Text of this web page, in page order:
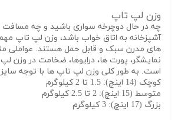
وزن لپ تاپ
چه در حال دوچرخه سواری باشید و چه مسافت
آشپزخانه به اتاق خواب باشد، وزن لپ تاپ
های مدرن سبک و قابل حمل هستند. عواملی
نمایشگر، پورت‌ ها، درایوها، ضخامت در وزن لپ
است. به طور کلی وزن لپ تاپ‌ ها با توجه
کوچک (14 اینچ): 1.5 تا 2 کیلوگرم
متوسط ​​(15 اینچ): 2 تا 2.5 کیلوگرم
بزرگ (17 اینچ): 3 کیلوگرم